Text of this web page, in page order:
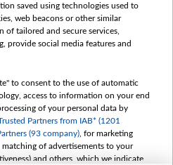
Новини
Погляд
Цікаво
нас
saved using technologies used to
web beacons or other similar
tailored and secure services,
provide social media features and
to consent to the use of automatic
access to information on your end
of your personal data by
Partners from IAB* (1201
(93 company) , for marketing
of advertisements to your
and others, which we indicate